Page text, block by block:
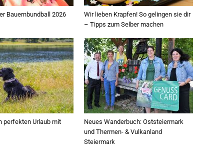
Bauernbundball 2026
Wir lieben Krapfen! So gelingen sie dir
– Tipps zum Selber machen
perfekten Urlaub mit
Neues Wanderbuch: Oststeiermark
und Thermen- & Vulkanland
Steiermark